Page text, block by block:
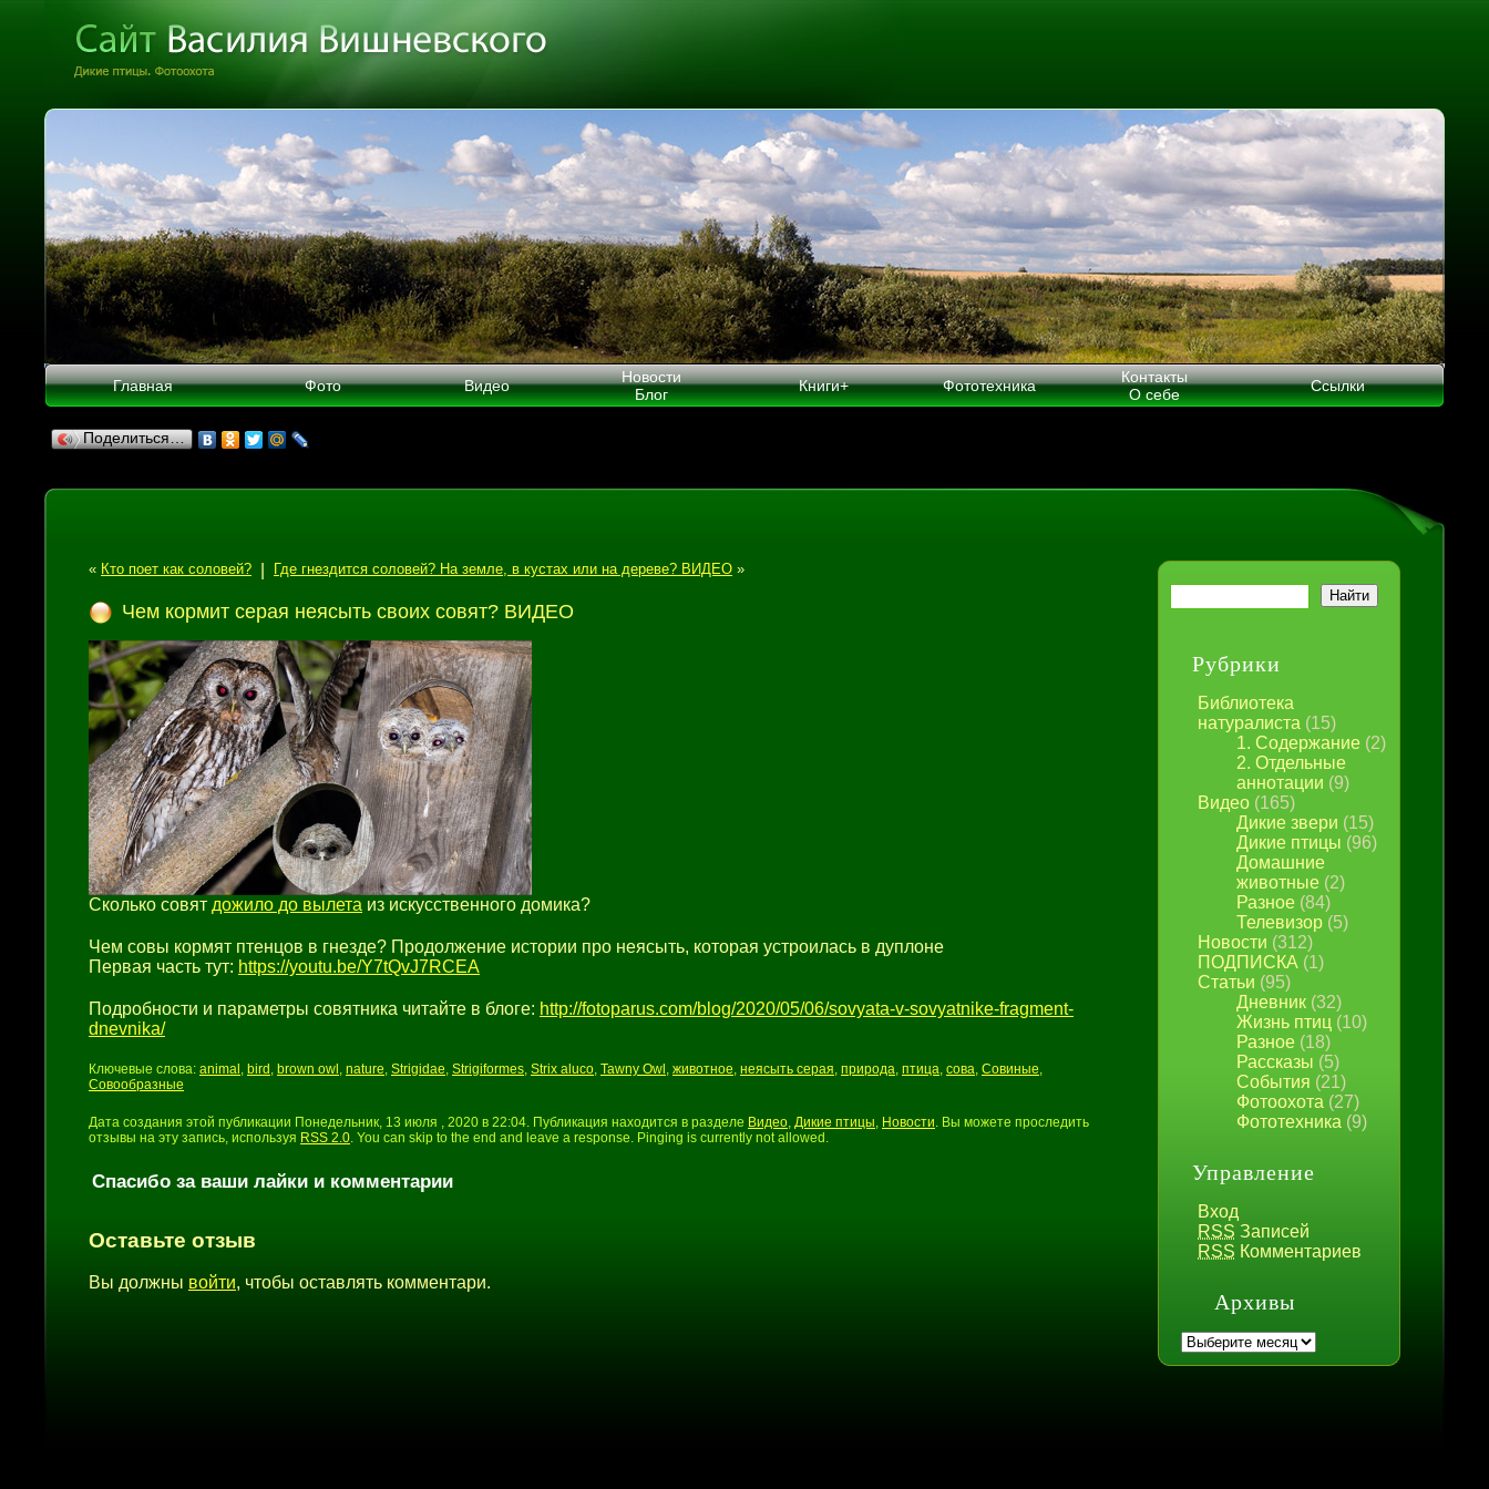
Главная Фото Видео
Новости
Блог
Книги+ Фототехника
Контакты
О себе
Ссылки
Поделиться…
Рубрики
Библиотека
натуралиста (15)
1. Содержание (2)
2. Отдельные
аннотации (9)
Видео (165)
Дикие звери (15)
Дикие птицы (96)
Домашние
животные (2)
Разное (84)
Телевизор (5)
Новости (312)
ПОДПИСКА (1)
Статьи (95)
Дневник (32)
Жизнь птиц (10)
Разное (18)
Рассказы (5)
События (21)
Фотоохота (27)
Фототехника (9)
Управление
Вход
RSS Записей
RSS Комментариев
Архивы
« Кто поет как соловей? Где гнездится соловей? На земле, в кустах или на дереве? ВИДЕО »
Чем кормит серая неясыть своих совят? ВИДЕО
Сколько совят дожило до вылета из искусственного домика?
Чем совы кормят птенцов в гнезде? Продолжение истории про неясыть, которая устроилась в дуплоне
Первая часть тут: https://youtu.be/Y7tQvJ7RCEA
Подробности и параметры совятника читайте в блоге: http://fotoparus.com/blog/2020/05/06/sovyata-v-sovyatnike-fragment-
dnevnika/
Ключевые слова: animal , bird , brown owl , nature, Strigidae, Strigiformes, Strix aluco, Tawny Owl , животное, неясыть серая, природа, птица, сова, Совиные,
Совообразные
Дата создания этой публикации Понедельник, 13 июля , 2020 в 22:04. Публикация находится в разделе Видео, Дикие птицы, Новости. Вы можете проследить
отзывы на эту запись, используя RSS 2.0. You can skip to the end and leave a response. Pinging is currently not allowed.
Спасибо за ваши лайки и комментарии
Оставьте отзыв
Вы должны войти, чтобы оставлять комментари.